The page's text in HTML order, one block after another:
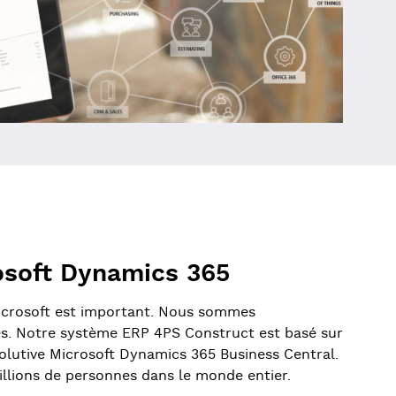
Dynamics 365
est important. Nous sommes
Notre système ERP 4PS Construct est basé sur
Microsoft Dynamics 365 Business Central.
de personnes dans le monde entier.